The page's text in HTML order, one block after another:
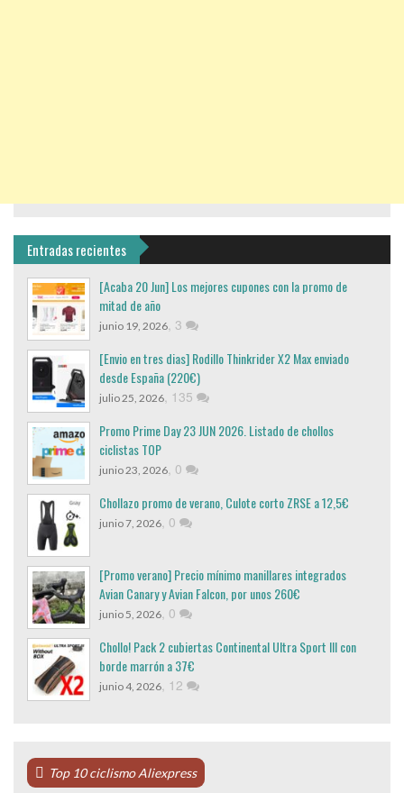
Entradas recientes
[Acaba 20 Jun] Los mejores cupones con la promo de
mitad de año
junio 19, 2026, 3
[Envio en tres dias] Rodillo Thinkrider X2 Max enviado
desde España (220€)
julio 25, 2026, 135
Promo Prime Day 23 JUN 2026. Listado de chollos
ciclistas TOP
junio 23, 2026, 0
Chollazo promo de verano, Culote corto ZRSE a 12,5€
junio 7, 2026, 0
[Promo verano] Precio mínimo manillares integrados
Avian Canary y Avian Falcon, por unos 260€
junio 5, 2026, 0
Chollo! Pack 2 cubiertas Continental Ultra Sport III con
borde marrón a 37€
junio 4, 2026, 12
Top 10 ciclismo Aliexpress